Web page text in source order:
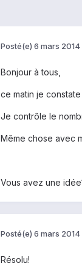
Posté(e) 6 mars 2014
Bonjour à tous,
ce matin je
Je contrôle le
Même chose avec
Vous avez une
Posté(e) 6 mars 2014
Résolu!